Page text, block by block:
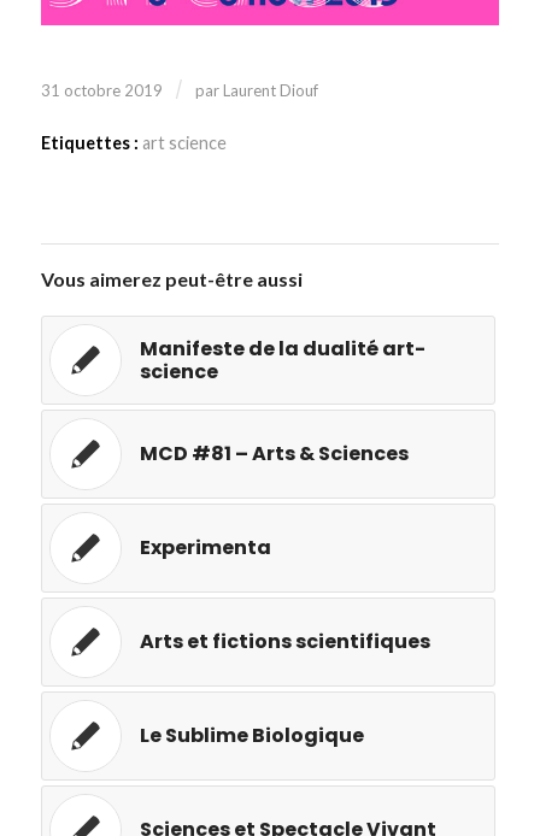
31 octobre 2019 / par Laurent Diouf
Etiquettes : art science
Vous aimerez peut-être aussi
Manifeste de la dualité art-
science
MCD #81 – Arts & Sciences
Experimenta
Arts et fictions scientifiques
Le Sublime Biologique
Sciences et Spectacle Vivant